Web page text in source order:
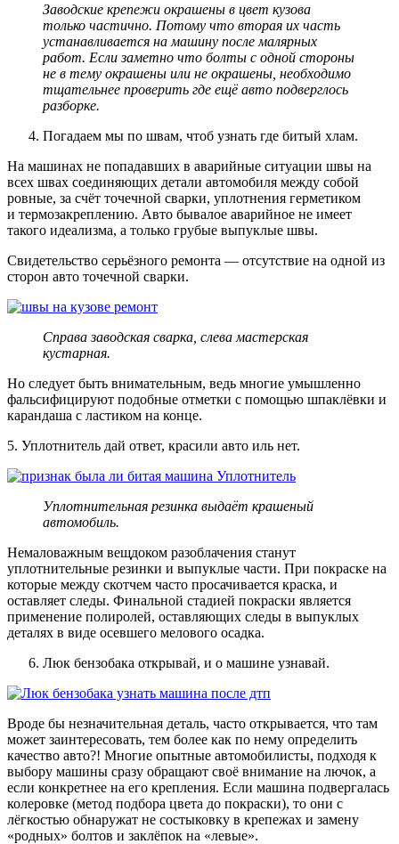
Заводские крепежи окрашены в цвет кузова
только частично. Потому что вторая их часть
устанавливается на машину после малярных
работ. Если заметно что болты с одной стороны
не в тему окрашены или не окрашены, необходимо
тщательнее проверить где ещё авто подверглось
разборке.
Погадаем мы по швам, чтоб узнать где битый хлам.
На машинах не попадавших в аварийные ситуации швы на
всех швах соединяющих детали автомобиля между собой
ровные, за счёт точечной сварки, уплотнения герметиком
и термозакреплению. Авто бывалое аварийное не имеет
такого идеализма, а только грубые выпуклые швы.
Свидетельство серьёзного ремонта — отсутствие на одной из
сторон авто точечной сварки.
Справа заводская сварка, слева мастерская
кустарная.
Но следует быть внимательным, ведь многие умышленно
фальсифицируют подобные отметки с помощью шпаклёвки и
карандаша с ластиком на конце.
5. Уплотнитель дай ответ, красили авто иль нет.
Уплотнительная резинка выдаёт крашеный
автомобиль.
Немаловажным вещдоком разоблачения станут
уплотнительные резинки и выпуклые части. При покраске на
которые между скотчем часто просачивается краска, и
оставляет следы. Финальной стадией покраски является
применение полиролей, оставляющих следы в выпуклых
деталях в виде осевшего мелового осадка.
Люк бензобака открывай, и о машине узнавай.
Вроде бы незначительная деталь, часто открывается, что там
может заинтересовать, тем более как по нему определить
качество авто?! Многие опытные автомобилисты, подходя к
выбору машины сразу обращают своё внимание на лючок, а
если конкретнее на его крепления. Если машина подвергалась
колеровке (метод подбора цвета до покраски), то они с
лёгкостью обнаружат не состыковку в крепежах и замену
«родных» болтов и заклёпок на «левые».